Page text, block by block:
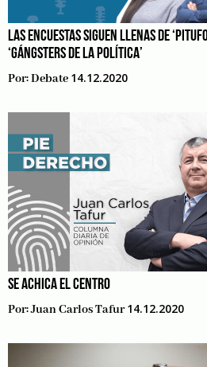
LAS ENCUESTAS SIGUEN LLENAS DE
‘GÁNGSTERS DE LA POLÍTICA’
Por:Debate 14.12.2020
SE ACHICA EL CENTRO
Por:Juan Carlos Tafur 14.12.2020